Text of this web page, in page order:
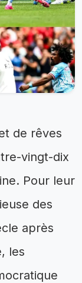
de rêves
vingt-dix
Pour leur
des
après
les